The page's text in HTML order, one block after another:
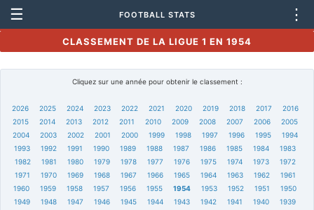
☰ FOOTBALL STATS ⋮
CLASSEMENT DE LA LIGUE 1 EN 1954
Cliquez sur une année pour obtenir le classement :
2026 2025 2024 2023 2022 2021 2020 2019 2018 2017
2016
2015
2014 2013 2012 2011 2010 2009 2008 2007 2006
2005
2004
2003 2002 2001 2000 1999 1998 1997 1996 1995
1994
1993
1992 1991 1990 1989 1988 1987 1986 1985 1984
1983
1982
1981 1980 1979 1978 1977 1976 1975 1974 1973
1972
1971
1970 1969 1968 1967 1966 1965 1964 1963 1962
1961
1960
1959 1958 1957 1956 1955 1954 1953 1952 1951
1950
1949
1948 1947 1946 1945 1944 1943 1942 1941 1940
1939